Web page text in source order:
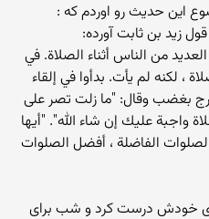
این حدیث رو اوردم که :
من الناس أثناء الصلاة. في
، لكنه لم يأت. بدأوا في إلقاء
بغضب وقال: "ما زلت تصر على
واجبة عليك إن شاء الله". "أيها
الفاضلة ، أفضل الصلوات
خودش درست کرد و شب برای